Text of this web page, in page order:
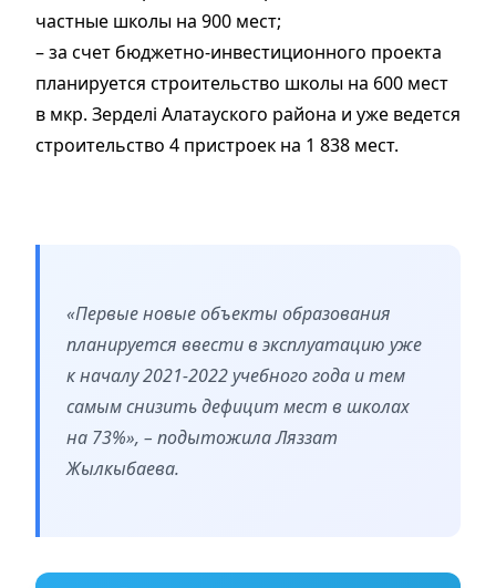
частные школы на 900 мест;
– за счет бюджетно-инвестиционного проекта
планируется строительство школы на 600 мест
в мкр. Зерделі Алатауского района и уже ведется
строительство 4 пристроек на 1 838 мест.
«Первые новые объекты образования
планируется ввести в эксплуатацию уже
к началу 2021-2022 учебного года и тем
самым снизить дефицит мест в школах
на 73%», – подытожила Ляззат
Жылкыбаева.